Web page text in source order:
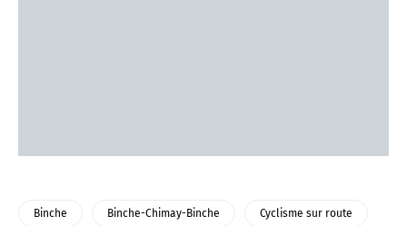
Binche Binche-Chimay-Binche Cyclisme sur route